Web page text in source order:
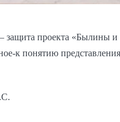
проекта «Былины и
к понятию